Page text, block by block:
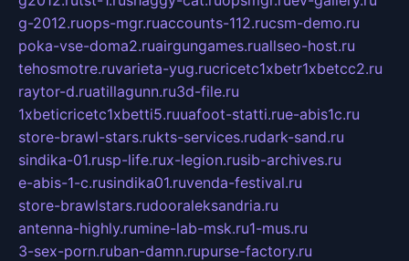
g-2012.ruops-mgr.ruaccounts-112.rucsm-demo.ru
poka-vse-doma2.ruairgungames.ruallseo-host.ru
tehosmotre.ruvarieta-yug.rucricetc1xbetr1xbetcc2.ru
raytor-d.ruatillagunn.ru3d-file.ru
1xbeticricetc1xbetti5.ruuafoot-statti.rue-abis1c.ru
store-brawl-stars.rukts-services.rudark-sand.ru
sindika-01.rusp-life.rux-legion.rusib-archives.ru
e-abis-1-c.rusindika01.ruvenda-festival.ru
store-brawlstars.rudooraleksandria.ru
antenna-highly.rumine-lab-msk.ru1-mus.ru
3-sex-porn.ruban-damn.rupurse-factory.ru